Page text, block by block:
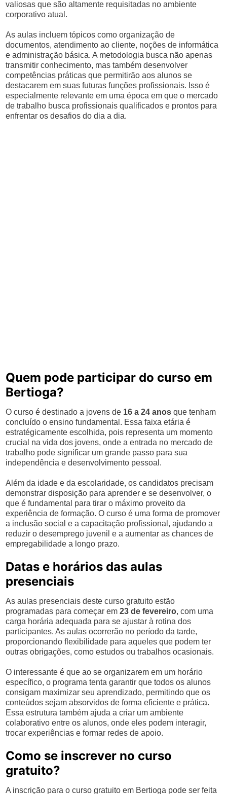
valiosas que são altamente requisitadas no ambiente
corporativo atual.
As aulas incluem tópicos como organização de
documentos, atendimento ao cliente, noções de informática
e administração básica. A metodologia busca não apenas
transmitir conhecimento, mas também desenvolver
competências práticas que permitirão aos alunos se
destacarem em suas futuras funções profissionais. Isso é
especialmente relevante em uma época em que o mercado
de trabalho busca profissionais qualificados e prontos para
enfrentar os desafios do dia a dia.
Quem pode participar do curso em
Bertioga?
O curso é destinado a jovens de 16 a 24 anos que tenham
concluído o ensino fundamental. Essa faixa etária é
estratégicamente escolhida, pois representa um momento
crucial na vida dos jovens, onde a entrada no mercado de
trabalho pode significar um grande passo para sua
independência e desenvolvimento pessoal.
Além da idade e da escolaridade, os candidatos precisam
demonstrar disposição para aprender e se desenvolver, o
que é fundamental para tirar o máximo proveito da
experiência de formação. O curso é uma forma de promover
a inclusão social e a capacitação profissional, ajudando a
reduzir o desemprego juvenil e a aumentar as chances de
empregabilidade a longo prazo.
Datas e horários das aulas
presenciais
As aulas presenciais deste curso gratuito estão
programadas para começar em23 de fevereiro, com uma
carga horária adequada para se ajustar à rotina dos
participantes. As aulas ocorrerão no período da tarde,
proporcionando flexibilidade para aqueles que podem ter
outras obrigações, como estudos ou trabalhos ocasionais.
O interessante é que ao se organizarem em um horário
específico, o programa tenta garantir que todos os alunos
consigam maximizar seu aprendizado, permitindo que os
conteúdos sejam absorvidos de forma eficiente e prática.
Essa estrutura também ajuda a criar um ambiente
colaborativo entre os alunos, onde eles podem interagir,
trocar experiências e formar redes de apoio.
Como se inscrever no curso
gratuito?
A inscrição para o curso gratuito em Bertioga pode ser feita